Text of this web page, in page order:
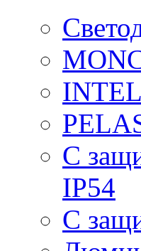
С
IP54
С